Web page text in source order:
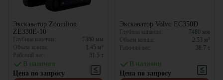
Экскаватор Zoomlion
ZE330E-10
Глубина копания: 7380 мм
Объем ковша:
1.45 м³
Рабочий вес:
31.5 т
В наличии
Цена по запросу
Экскаватор Volvo EC350D
Глубина копания: 7480 мм
Объем ковша:
2.53 м³
Рабочий вес:
38.7 т
В наличии
Цена по запросу